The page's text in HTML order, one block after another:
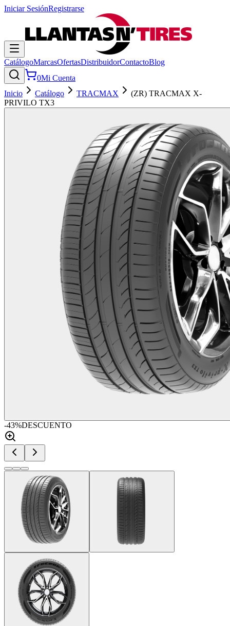
Iniciar SesiónRegistrarse
CatálogoMarcasOfertasDistribuidorContactoBlog
0Mi Cuenta
Inicio
Catálogo TRACMAX
(ZR) TRACMAX X-
PRIVILO TX3
-43%DESCUENTO